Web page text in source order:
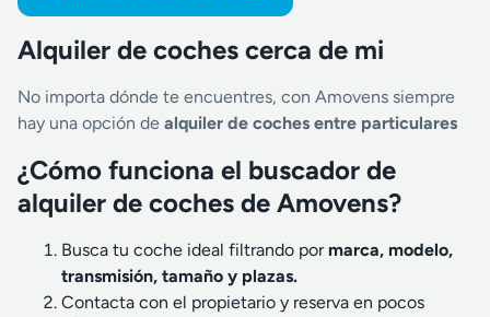
Alquiler de coches cerca de mi
No importa dónde te encuentres, con Amovens siempre
hay una opción de alquiler de coches entre particulares
¿Cómo funciona el buscador de
alquiler de coches de Amovens?
Busca tu coche ideal filtrando por marca, modelo,
transmisión, tamaño y plazas.
Contacta con el propietario y reserva en pocos